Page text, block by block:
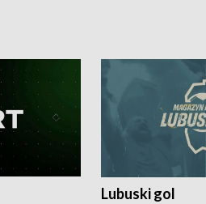
Lubuski gol